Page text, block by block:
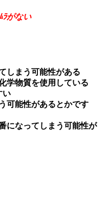
ﾗがない
しまう可能性がある
学物質を使用している
い
可能性があるとかです
になってしまう可能性が